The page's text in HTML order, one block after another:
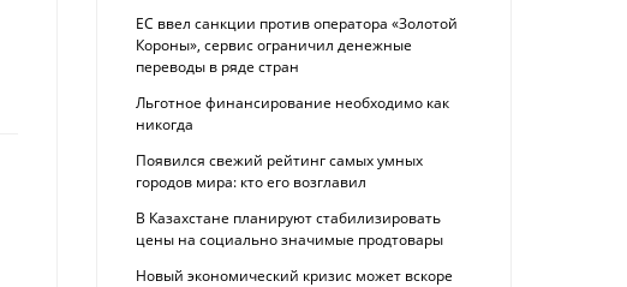
ЕС ввел санкции против оператора «Золотой
Короны», сервис ограничил денежные
переводы в ряде стран
Льготное финансирование необходимо как
никогда
Появился свежий рейтинг самых умных
городов мира: кто его возглавил
В Казахстане планируют стабилизировать
цены на социально значимые продтовары
Новый экономический кризис может вскоре